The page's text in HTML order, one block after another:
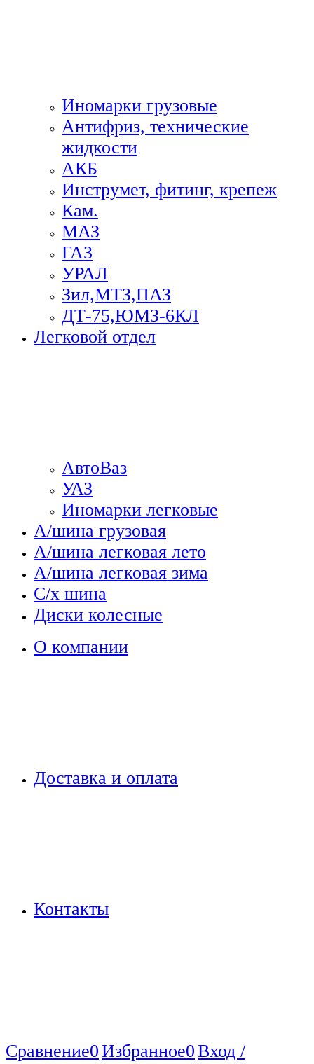
Иномарки грузовые
Антифриз, технические
жидкости
АКБ
Инструмет, фитинг, крепеж
Кам.
МАЗ
ГА3
УРАЛ
Зил,МТЗ,ПАЗ
ДТ-75,ЮМЗ-6КЛ
Легковой отдел
АвтоВаз
УАЗ
Иномарки легковые
А/шина грузовая
А/шина легковая лето
А/шина легковая зима
С/х шина
Диски колесные
О компании
Доставка и оплата
Контакты
Сравнение0Избранное0Вход /